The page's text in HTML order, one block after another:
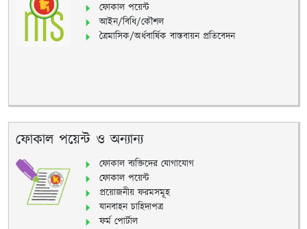
ফোকাল পয়েন্ট
আইন/বিধি/কৌশল
ত্রৈমাসিক/অর্ধবার্ষিক বাস্তবায়ন প্রতিবেদন
ফোকাল পয়েন্ট ও অন্যান্য
ফোকাল ব্যক্তিদের যোগাযোগ
ফোকাল পয়েন্ট
প্রয়োজনীয় ফরমসমূহ
যানবাহন চাহিদাপত্র
ফর্ম পোর্টাল